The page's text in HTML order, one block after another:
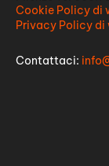
Cookie Policy di
Privacy Policy
Contattaci: